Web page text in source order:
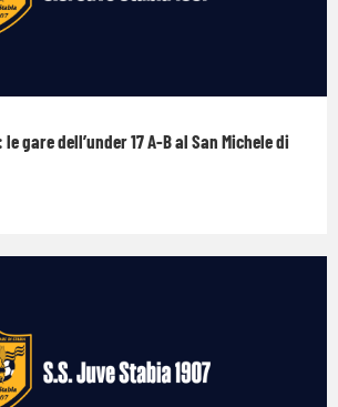
gare dell’under 17 A-B al San Michele di